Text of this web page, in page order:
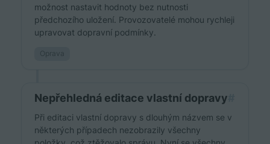
možnost nastavit hodnoty bez nutnosti
předchozího uložení. Provozovatelé mohou rychleji
upravovat dopravní podmínky.
Oprava
Nepřehledná editace vlastní dopravy
Při editaci vlastní dopravy s dlouhým názvem se v
některých případech nezobrazily všechny